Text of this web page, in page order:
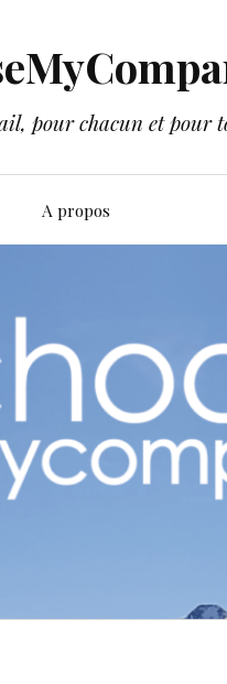
pour chacun et pour
A propos